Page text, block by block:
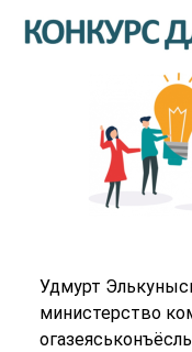
Удмурт
министерство